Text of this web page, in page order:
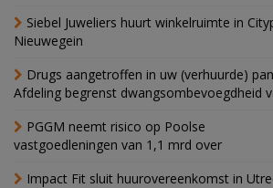
Siebel Juweliers huurt winkelruimte in
Nieuwegein
Drugs aangetroffen in uw (verhuurde)
Afdeling begrenst dwangsombevoegdheid
PGGM neemt risico op Poolse
vastgoedleningen van 1,1 mrd over
Impact Fit sluit huurovereenkomst in